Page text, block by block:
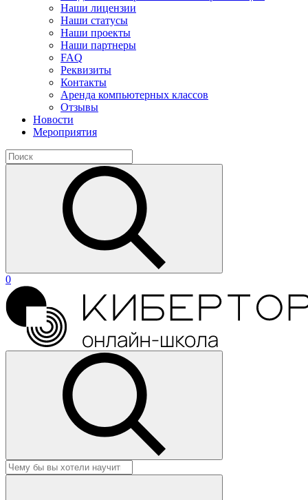
Наши лицензии
Наши статусы
Наши проекты
Наши партнеры
FAQ
Реквизиты
Контакты
Аренда компьютерных классов
Отзывы
Новости
Мероприятия
0